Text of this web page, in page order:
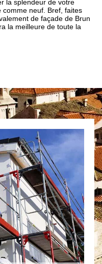
la splendeur de votre
comme neuf. Bref, faites
de façade de Brun
la meilleure de toute la